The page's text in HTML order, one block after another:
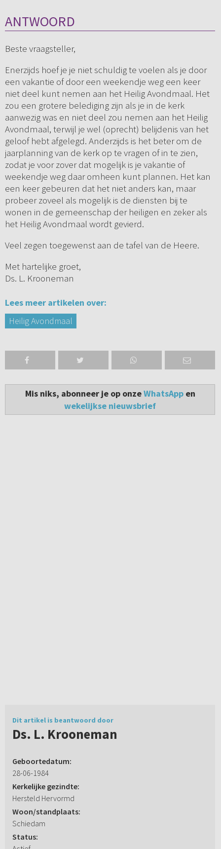
ANTWOORD
Beste vraagsteller,
Enerzijds hoef je je niet schuldig te voelen als je door
een vakantie of door een weekendje weg een keer
niet deel kunt nemen aan het Heilig Avondmaal. Het
zou een grotere belediging zijn als je in de kerk
aanwezig was en niet deel zou nemen aan het Heilig
Avondmaal, terwijl je wel (oprecht) belijdenis van het
geloof hebt afgelegd. Anderzijds is het beter om de
jaarplanning van de kerk op te vragen of in te zien,
zodat je voor zover dat mogelijk is je vakantie of
weekendje weg daar omheen kunt plannen. Het kan
een keer gebeuren dat het niet anders kan, maar
probeer zoveel als mogelijk is de diensten bij te
wonen in de gemeenschap der heiligen en zeker als
het Heilig Avondmaal wordt gevierd.
Veel zegen toegewenst aan de tafel van de Heere.
Met hartelijke groet,
Ds. L. Krooneman
Lees meer artikelen over:
Heilig Avondmaal
Mis niks, abonneer je op onzeWhatsAppen
wekelijkse nieuwsbrief
Dit artikel is beantwoord door
Ds. L. Krooneman
Geboortedatum:
28-06-1984
Kerkelijke gezindte:
Hersteld Hervormd
Woon/standplaats:
Schiedam
Status: